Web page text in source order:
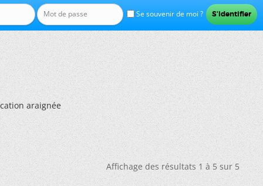
Se souvenir de moi ?
araignée
Affichage des résultats 1 à 5 sur 5